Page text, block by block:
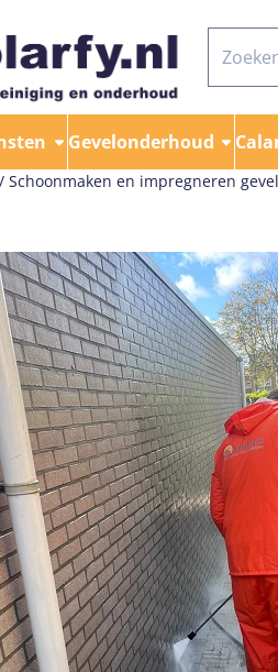
gesloten.
Gevelonderhoud
/ Schoonmaken en impregneren